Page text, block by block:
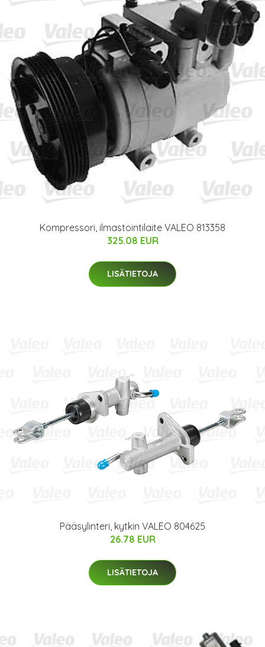
Kompressori, ilmastointilaite VALEO 813358
325.08 EUR
LISÄTIETOJA
Pääsylinteri, kytkin VALEO 804625
26.78 EUR
LISÄTIETOJA